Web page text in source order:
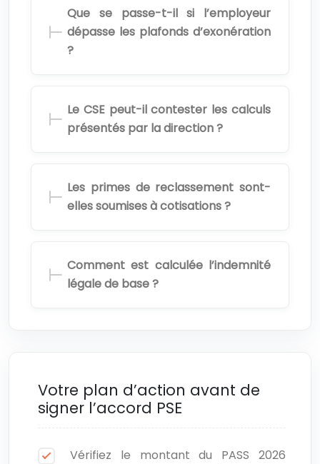
Que se passe-t-il si l’employeur
dépasse les plafonds d’exonération
?
Le CSE peut-il contester les calculs
présentés par la direction ?
Les primes de reclassement sont-
elles soumises à cotisations ?
Comment est calculée l’indemnité
légale de base ?
Votre plan d’action avant de
signer l’accord PSE
Vérifiez le montant du PASS 2026